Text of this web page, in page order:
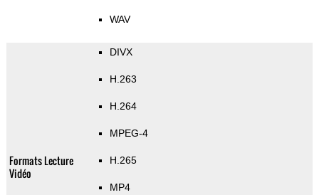
WAV
Formats Lecture
Vidéo
DIVX
H.263
H.264
MPEG-4
H.265
MP4